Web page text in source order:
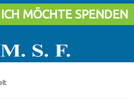
ICH MÖCHTE SPENDEN